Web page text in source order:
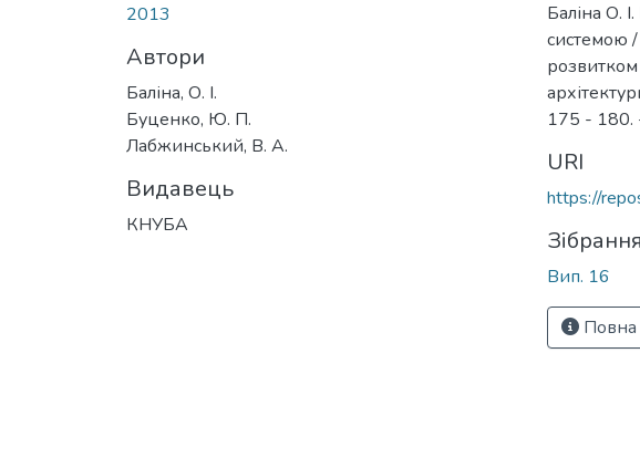
2013
Автори
Баліна, О. І.
Буценко, Ю. П.
Лабжинський, В. А.
Видавець
КНУБА
Баліна О.
системою
розвитком
175 - 180.
URI
https://
Зібрання
Вип. 16
Повна